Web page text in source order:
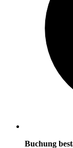
Buchung